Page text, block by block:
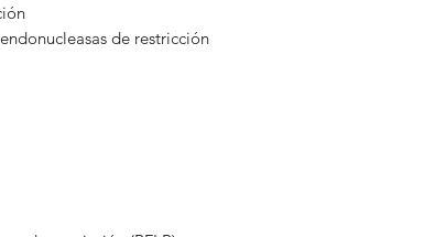
de restricción